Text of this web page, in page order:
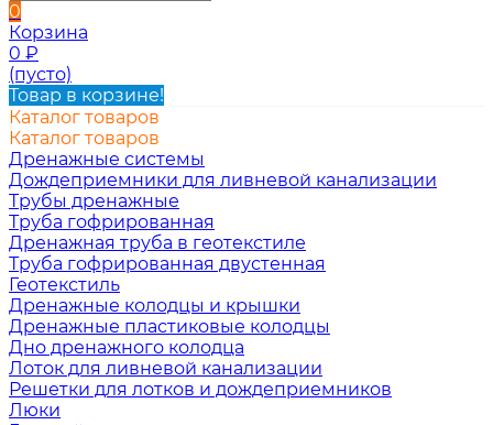
0
Корзина
0 ₽
(пусто)
Товар в корзине!
Каталог товаров
Каталог товаров
Дренажные системы
Дождеприемники для ливневой канализации
Трубы дренажные
Труба гофрированная
Дренажная труба в геотекстиле
Труба гофрированная двустенная
Геотекстиль
Дренажные колодцы и крышки
Дренажные пластиковые колодцы
Дно дренажного колодца
Лоток для ливневой канализации
Решетки для лотков и дождеприемников
Люки